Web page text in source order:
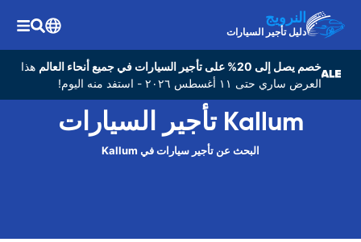
النرويج
دليل تأجير السيارات
خصم يصل إلى 20% على تأجير السيارات في جميع أنحاء العالم
هذا
العرض ساري حتى ١١ أغسطس ٢٠٢٦ - استفد منه اليوم!
Kallum تأجير السيارات
البحث عن تأجير سيارات في Kallum